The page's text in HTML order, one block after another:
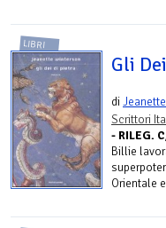
LIBRI
Gli
di
Scrittori
- RILEG.
Billie
Orientale